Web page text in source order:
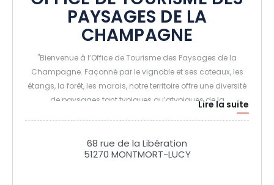
PAYSAGES DE LA
CHAMPAGNE
"Bienvenue à l’Office de Tourisme des Paysages de la
Champagne. Façonné par le vignoble et ses coteaux, les
étangs, la forêt, les marais, notre territoire offre une diversité
de paysages tant typiques qu’atypiques de la
Champagne. Parcouru par différentes Routes Touristiques
vignerons passionnés et d’explorer les secrets de
l’élaboration de leur Champagne. Des Temps Néolithiques
Lire la suite
68 rue de la Libération
51270 MONTMORT-LUCY